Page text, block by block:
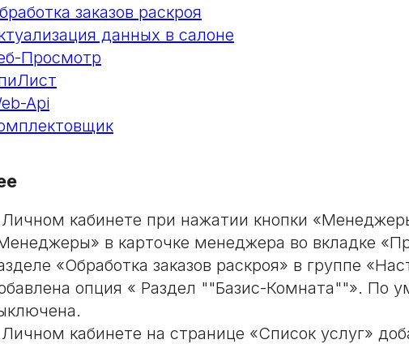
заказов раскроя
данных в салоне
Просмотр
Api
кабинете при нажатии кнопки
в карточке менеджера во вкладке
«Обработка заказов раскроя» в группе
опция « Раздел ""Базис-Комната""». По
кабинете на странице «Список услуг»